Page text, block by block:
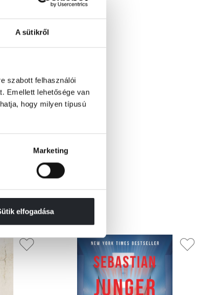
A sütikről
szabott felhasználói
Emellett lehetősége van
hogy milyen típusú
Marketing
elfogadása